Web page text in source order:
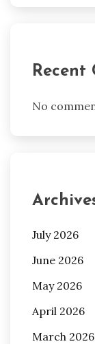
Recent
No
July 2026
June 2026
May 2026
April 2026
March 2026